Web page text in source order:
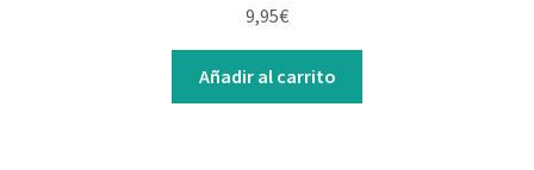
9,95€
Añadir al carrito